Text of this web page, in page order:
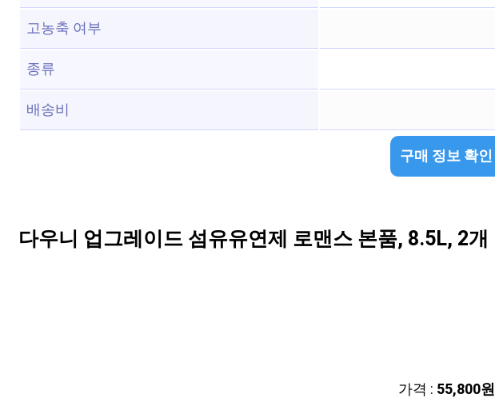
고농축 여부
종류
배송비
구매 정보 확인
다우니 업그레이드 섬유유연제 로맨스 본품, 8.5L, 2개
가격 : 55,800원